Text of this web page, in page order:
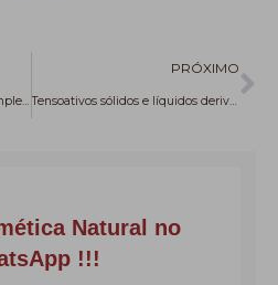
Cortador de Barra de Sabão Simples 3 em 1 – Fácil, Barato e Eficiente
PRÓXIMO
Tensoativos sólidos e líquidos derivados de Naturais